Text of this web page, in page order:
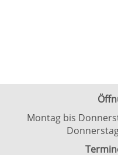
Montag bis